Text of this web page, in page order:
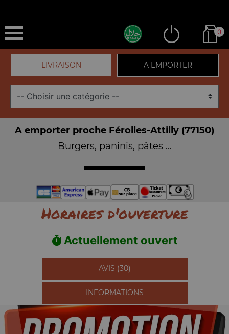
0
LIVRAISON A EMPORTER
A emporter proche Férolles-Attilly (77150)
Burgers, paninis, pâtes ...
Horaires d'ouverture
Actuellement ouvert
AVIS (30)
INFORMATIONS